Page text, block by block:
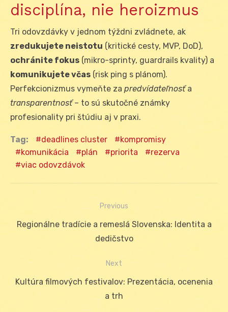
disciplína, nie heroizmus
Tri odovzdávky v jednom týždni zvládnete, ak
zredukujete neistotu (kritické cesty, MVP, DoD),
ochránite fokus (mikro-sprinty, guardrails kvality) a
komunikujete včas (risk ping s plánom).
Perfekcionizmus vymeňte za predvídateľnosťa
transparentnosť– to sú skutočné známky
profesionality pri štúdiu aj v praxi.
Tag: deadlines cluster
kompromisy
komunikácia
plán priorita
rezerva
viac odovzdávok
Navigácia
Previous
Previous
Regionálne tradície a remeslá Slovenska: Identita a
dedičstvo
Next
Next
Kultúra filmových festivalov: Prezentácia, ocenenia
a trh